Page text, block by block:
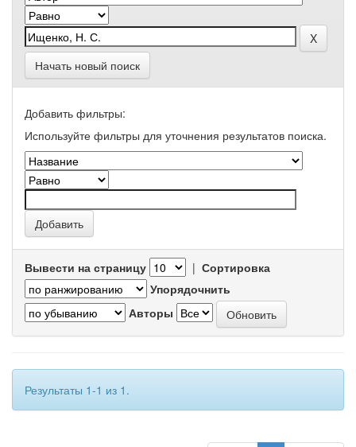
Начать новый поиск
Добавить фильтры:
Используйте фильтры для уточнения результатов поиска.
Вывести на страницу | Сортировка
Упорядочнить
Авторы
Результаты 1-1 из 1.